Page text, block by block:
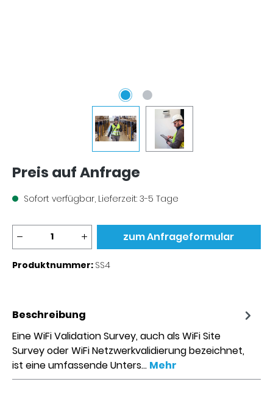
Preis auf Anfrage
Sofort verfügbar, Lieferzeit: 3-5 Tage
Produkt Anzahl: Gib den
zum Anfrageformular
Produktnummer: SS4
Beschreibung
Eine WiFi Validation Survey, auch als WiFi Site
Survey oder WiFi Netzwerkvalidierung bezeichnet,
ist eine umfassende Unters… Mehr